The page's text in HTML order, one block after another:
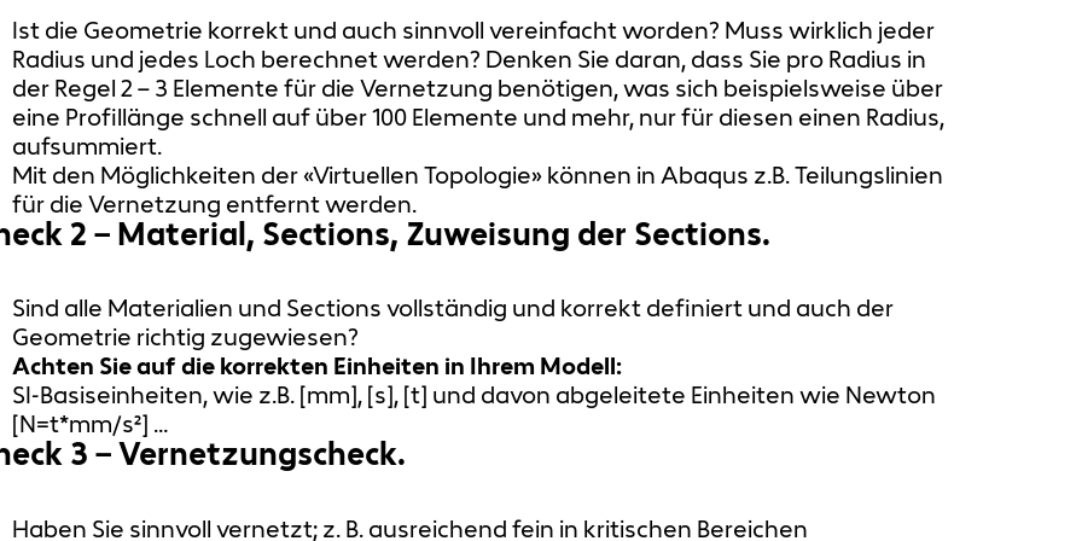
Ist die Geometrie korrekt und auch sinnvoll vereinfacht worden? Muss wirklich jeder
Radius und jedes Loch berechnet werden? Denken Sie daran, dass Sie pro Radius in
der Regel 2 – 3 Elemente für die Vernetzung benötigen, was sich beispielsweise über
eine Profillänge schnell auf über 100 Elemente und mehr, nur für diesen einen Radius,
aufsummiert.
Mit den Möglichkeiten der «Virtuellen Topologie» können in Abaqus z.B. Teilungslinien
für die Vernetzung entfernt werden.
2 – Material, Sections, Zuweisung der Sections.
Sind alle Materialien und Sections vollständig und korrekt definiert und auch der
Geometrie richtig zugewiesen?
Achten Sie auf die korrekten Einheiten in Ihrem Modell:
SI-Basiseinheiten, wie z.B. [mm], [s], [t] und davon abgeleitete Einheiten wie Newton
[N=t*mm/s²] …
3 – Vernetzungscheck.
Haben Sie sinnvoll vernetzt; z. B. ausreichend fein in kritischen Bereichen